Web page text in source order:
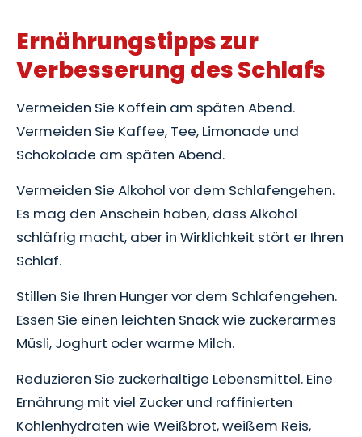
Ernährungstipps zur
Verbesserung des Schlafs
Vermeiden Sie Koffein am späten Abend.
Vermeiden Sie Kaffee, Tee, Limonade und
Schokolade am späten Abend.
Vermeiden Sie Alkohol vor dem Schlafengehen.
Es mag den Anschein haben, dass Alkohol
schläfrig macht, aber in Wirklichkeit stört er Ihren
Schlaf.
Stillen Sie Ihren Hunger vor dem Schlafengehen.
Essen Sie einen leichten Snack wie zuckerarmes
Müsli, Joghurt oder warme Milch.
Reduzieren Sie zuckerhaltige Lebensmittel. Eine
Ernährung mit viel Zucker und raffinierten
Kohlenhydraten wie Weißbrot, weißem Reis,